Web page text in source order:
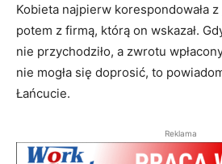
Kobieta najpierw korespondowała z
potem z firmą, którą on wskazał.
nie przychodziło, a zwrotu
nie mogła się doprosić, to
Łańcucie.
Reklama